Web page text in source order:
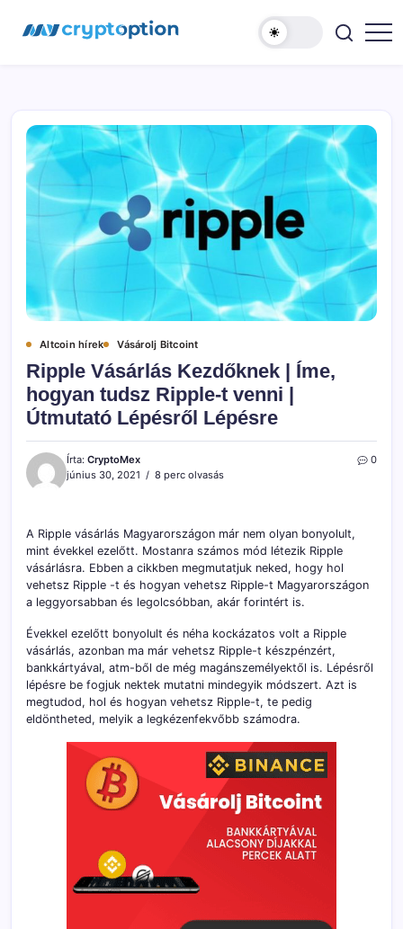
MyCryptOption
Altcoin hírek Vásárolj Bitcoint
Ripple Vásárlás Kezdőknek | Íme,
hogyan tudsz Ripple-t venni |
Útmutató Lépésről Lépésre
Írta: CryptoMex
június 30, 2021
8 perc olvasás
0
A Ripple vásárlás Magyarországon már nem olyan bonyolult,
mint évekkel ezelőtt. Mostanra számos mód létezik Ripple
vásárlásra. Ebben a cikkben megmutatjuk neked, hogy hol
vehetsz Ripple -t és hogyan vehetsz Ripple-t Magyarországon
a leggyorsabban és legolcsóbban, akár forintért is.
Évekkel ezelőtt bonyolult és néha kockázatos volt a Ripple
vásárlás, azonban ma már vehetsz Ripple-t készpénzért,
bankkártyával, atm-ből de még magánszemélyektől is. Lépésről
lépésre be fogjuk nektek mutatni mindegyik módszert. Azt is
megtudod, hol és hogyan vehetsz Ripple-t, te pedig
eldöntheted, melyik a legkézenfekvőbb számodra.